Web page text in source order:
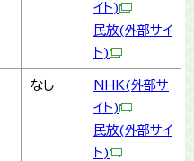
イト)
民放(外部サイ
ト)
なし
NHK(外部サ
イト)
民放(外部サイ
ト)